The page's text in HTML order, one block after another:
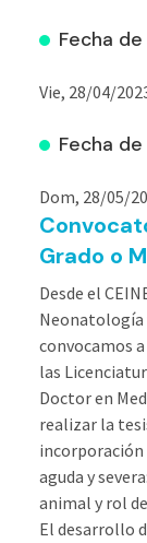
Fecha
Vie, 28/04/
Fecha
Dom, 28/05/
Grado o
Desde el
Neonatología
convocamos
las
Doctor en
realizar la
aguda y
animal y rol
El desarrollo